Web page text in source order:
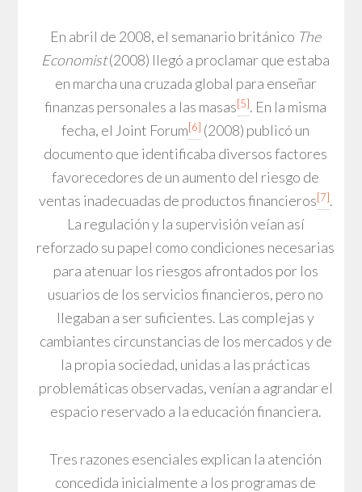
En abril de 2008, el semanario británico The
Economist(2008) llegó a proclamar que estaba
en marcha una cruzada global para enseñar
finanzas personales a las masas[5]. En la misma
fecha, el Joint Forum[6] (2008) publicó un
documento que identificaba diversos factores
favorecedores de un aumento del riesgo de
ventas inadecuadas de productos financieros[7].
La regulación y la supervisión veían así
reforzado su papel como condiciones necesarias
para atenuar los riesgos afrontados por los
usuarios de los servicios financieros, pero no
llegaban a ser suficientes. Las complejas y
cambiantes circunstancias de los mercados y de
la propia sociedad, unidas a las prácticas
problemáticas observadas, venían a agrandar el
espacio reservado a la educación financiera.
Tres razones esenciales explican la atención
concedida inicialmente a los programas de